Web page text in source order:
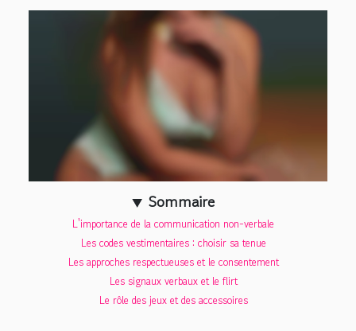
Sommaire
L'importance de la communication non-verbale
Les codes vestimentaires : choisir sa tenue
Les approches respectueuses et le consentement
Les signaux verbaux et le flirt
Le rôle des jeux et des accessoires